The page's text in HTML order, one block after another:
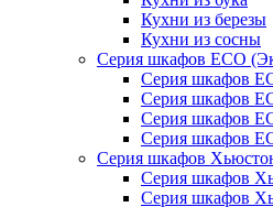
Кухни из березы
Кухни из сосны
Серия шкафов ECO
Серия шкафов
Серия шкафов
Серия шкафов
Серия шкафов
Серия шкафов
Серия шкафов
Серия шкафов